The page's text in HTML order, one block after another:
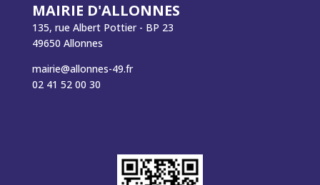
MAIRIE D'ALLONNES
135, rue Albert Pottier - BP 23
49650 Allonnes
mairie@allonnes-49.fr
02 41 52 00 30